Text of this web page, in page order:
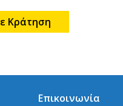
Κράτηση
Επικοινωνία